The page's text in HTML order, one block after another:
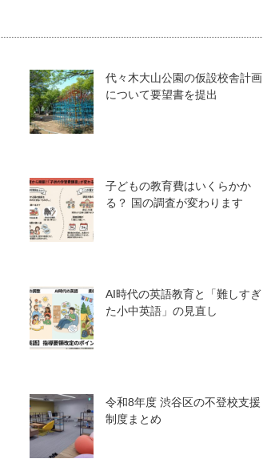
代々木大山公園の仮設校舎計画
について要望書を提出
子どもの教育費はいくらかか
る？ 国の調査が変わります
AI時代の英語教育と「難しすぎ
た小中英語」の見直し
令和8年度 渋谷区の不登校支援
制度まとめ